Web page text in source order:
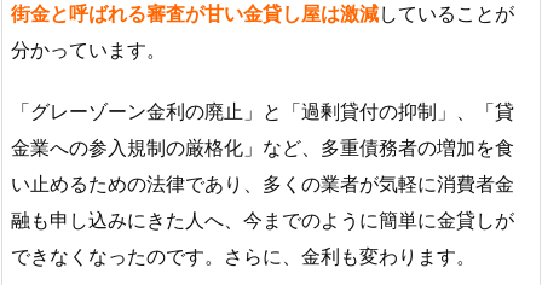
街金と呼ばれる審査が甘い金貸し屋は激減していることが
分かっています。
「グレーゾーン金利の廃止」と「過剰貸付の抑制」、「貸
金業への参入規制の厳格化」など、多重債務者の増加を食
い止めるための法律であり、多くの業者が気軽に消費者金
融も申し込みにきた人へ、今までのように簡単に金貸しが
できなくなったのです。さらに、金利も変わります。